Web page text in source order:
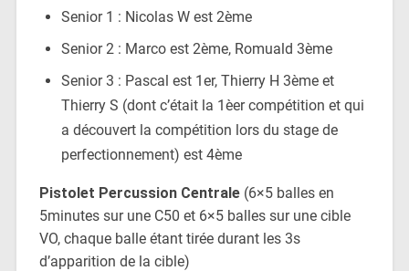
Senior 1 : Nicolas W est 2ème
Senior 2 : Marco est 2ème, Romuald 3ème
Senior 3 : Pascal est 1er, Thierry H 3ème et
Thierry S (dont c’était la 1èer compétition et qui
a découvert la compétition lors du stage de
perfectionnement) est 4ème
Pistolet Percussion Centrale (6×5 balles en
5minutes sur une C50 et 6×5 balles sur une cible
VO, chaque balle étant tirée durant les 3s
d’apparition de la cible)